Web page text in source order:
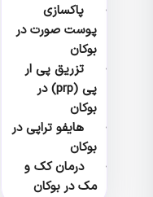
پاکسازی
پوست صورت در
بوکان
تزریق پی ار
پی (prp) در
بوکان
هایفو تراپی در
بوکان
درمان کک و
مک در بوکان